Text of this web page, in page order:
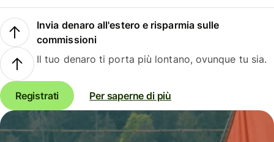
Invia denaro all'estero e risparmia sulle
commissioni
Il tuo denaro ti porta più lontano, ovunque tu sia.
Registrati Per saperne di più